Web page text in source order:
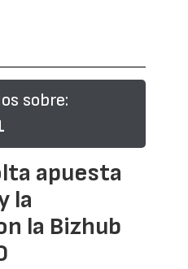
sobre:
apuesta
la
la Bizhub